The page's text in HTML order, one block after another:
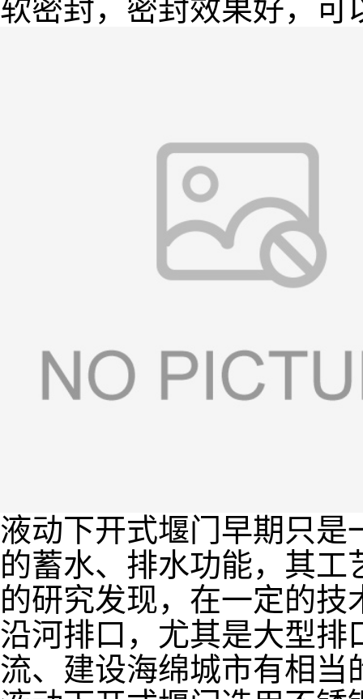
软密封，密封效果好，可
液动下开式堰门早期只
的蓄水、排水功能，其
的研究发现，在一定的
沿河排口，尤其是大型排
流、建设海绵城市有相当